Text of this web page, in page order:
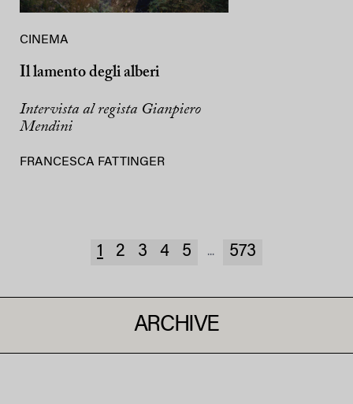
CINEMA
Il lamento degli alberi
Intervista al regista Gianpiero
Mendini
FRANCESCA FATTINGER
1 2 3 4 5 ... 573
ARCHIVE